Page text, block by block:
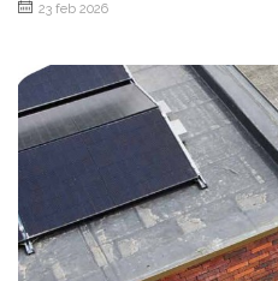
23 feb 2026